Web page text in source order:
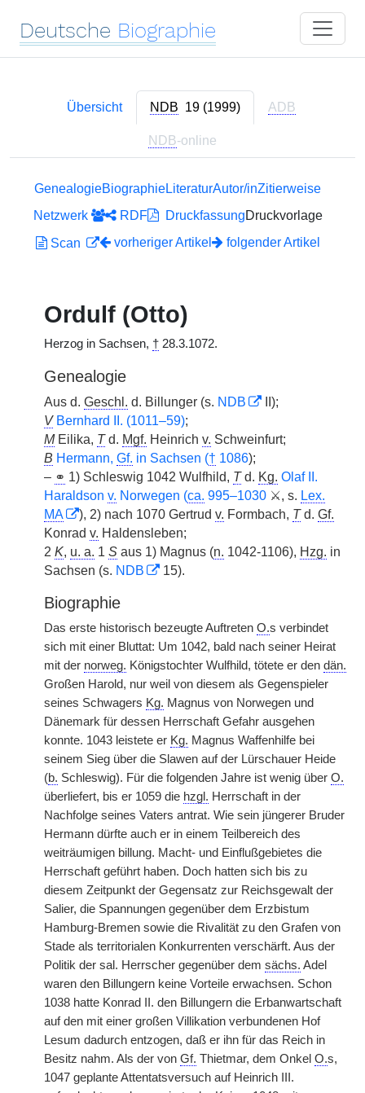
Deutsche Biographie
Übersicht NDB 19 (1999) ADB
NDB-online
GenealogieBiographieLiteraturAutor/inZitierweise
Netzwerk
RDF DruckfassungDruckvorlage
Scan
vorheriger Artikel folgender Artikel
Ordulf (Otto)
Herzog in Sachsen, † 28.3.1072.
Genealogie
Aus d. Geschl. d. Billunger (s. NDB
II);
V Bernhard II. (1011–59);
MEilika, Td. Mgf. Heinrich v. Schweinfurt;
B Hermann, Gf. in Sachsen († 1086);
– ⚭ 1) Schleswig 1042 Wulfhild, Td. Kg. Olaf II.
Haraldson v. Norwegen (ca. 995–1030 ⚔, s. Lex.
MA
), 2) nach 1070 Gertrud v. Formbach, Td. Gf.
Konrad v. Haldensleben;
2 K, u. a. 1 S aus 1) Magnus (n. 1042-1106), Hzg. in
Sachsen (s. NDB 15).
Biographie
Das erste historisch bezeugte Auftreten O.s verbindet
sich mit einer Bluttat: Um 1042, bald nach seiner Heirat
mit der norweg. Königstochter Wulfhild, tötete er den dän.
Großen Harold, nur weil von diesem als Gegenspieler
seines Schwagers Kg. Magnus von Norwegen und
Dänemark für dessen Herrschaft Gefahr ausgehen
konnte. 1043 leistete er Kg. Magnus Waffenhilfe bei
seinem Sieg über die Slawen auf der Lürschauer Heide
(b. Schleswig). Für die folgenden Jahre ist wenig über O.
überliefert, bis er 1059 die hzgl. Herrschaft in der
Nachfolge seines Vaters antrat. Wie sein jüngerer Bruder
Hermann dürfte auch er in einem Teilbereich des
weiträumigen billung. Macht- und Einflußgebietes die
Herrschaft geführt haben. Doch hatten sich bis zu
diesem Zeitpunkt der Gegensatz zur Reichsgewalt der
Salier, die Spannungen gegenüber dem Erzbistum
Hamburg-Bremen sowie die Rivalität zu den Grafen von
Stade als territorialen Konkurrenten verschärft. Aus der
Politik der sal. Herrscher gegenüber dem sächs. Adel
waren den Billungern keine Vorteile erwachsen. Schon
1038 hatte Konrad II. den Billungern die Erbanwartschaft
auf den mit einer großen Villikation verbundenen Hof
Lesum dadurch entzogen, daß er ihn für das Reich in
Besitz nahm. Als der von Gf. Thietmar, dem Onkel O.s,
1047 geplante Attentatsversuch auf Heinrich III.